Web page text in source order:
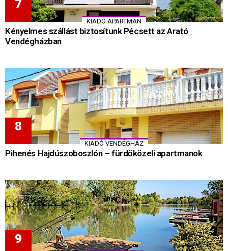
KIADÓ APARTMAN
Kényelmes szállást biztosítunk Pécsett az Arató
Vendégházban
KIADÓ VENDÉGHÁZ
Pihenés Hajdúszoboszlón – fürdőközeli apartmanok